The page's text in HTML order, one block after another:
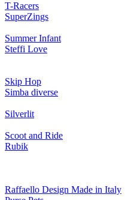
T-Racers
SuperZings
Summer Infant
Steffi Love
Skip Hop
Simba diverse
Silverlit
Scoot and Ride
Rubik
Raffaello Design Made in Italy